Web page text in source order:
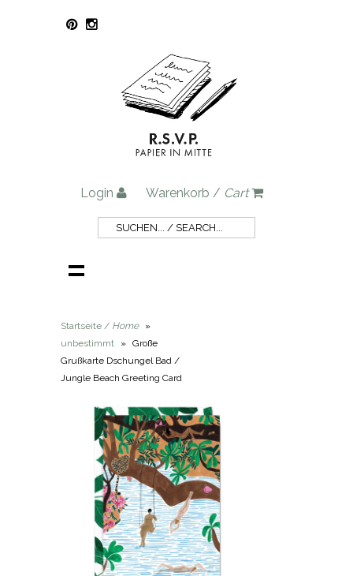
Login Warenkorb / Cart
Startseite / Home
»
unbestimmt
» Große
Grußkarte Dschungel Bad /
Jungle Beach Greeting Card